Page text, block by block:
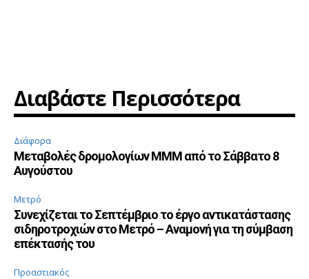
Διαβάστε Περισσότερα
Διάφορα
Μεταβολές δρομολογίων ΜΜΜ από το Σάββατο 8
Αυγούστου
Μετρό
Συνεχίζεται το Σεπτέμβριο το έργο αντικατάστασης
σιδηροτροχιών στο Μετρό – Αναμονή για τη σύμβαση
επέκτασής του
Προαστιακός